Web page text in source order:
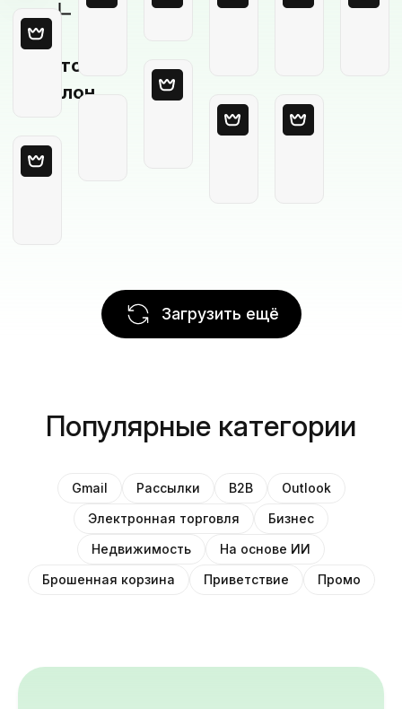
Пустой
шаблон
Загрузить ещё
Популярные категории
Gmail Рассылки B2B
Outlook
Электронная торговля
Бизнес
Недвижимость
На основе ИИ
Брошенная корзина
Приветствие Промо